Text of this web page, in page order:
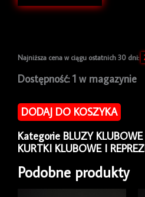
Najniższa cena w ciągu ostatnich 30 dni:
Dostępność: 1 w magazynie
ilość
piłkarska
sportowa
Francja
2010/11
Adidas
[M]
Sample
DODAJ DO KOSZYKA
Kategorie BLUZY
KURTKI KLUBOWE I
Podobne produkty